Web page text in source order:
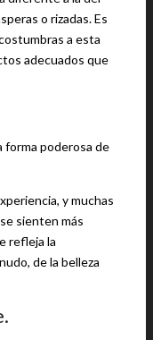
o rizadas. Es
a esta
adecuados que
forma poderosa de
y muchas
sienten más
refleja la
de la belleza